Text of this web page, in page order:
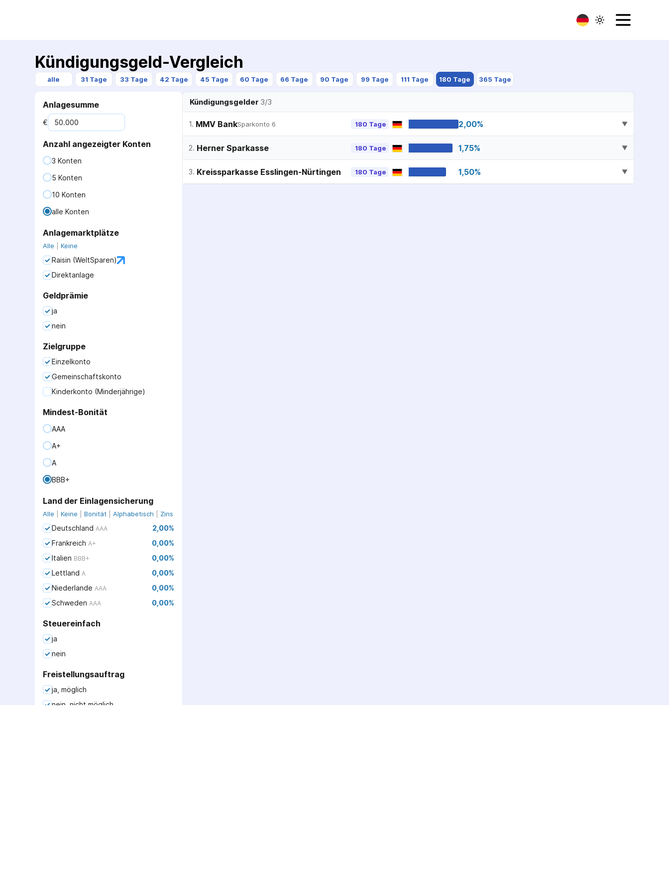
Kündigungsgeld-Vergleich
alle 31 Tage 33 Tage 42 Tage 45 Tage 60 Tage 66 Tage 90 Tage 99 Tage 111 Tage 180 Tage 365 Tage
Anlagesumme
€
Anzahl angezeigter Konten
3 Konten
5 Konten
10 Konten
alle Konten
Anlagemarktplätze
Alle Keine
Raisin (WeltSparen)
Direktanlage
Geldprämie
ja
nein
Zielgruppe
Einzelkonto
Gemeinschaftskonto
Kinderkonto (Minderjährige)
Mindest-Bonität
AAA
A+
A
BBB+
Land der Einlagensicherung
Alle Keine Bonität Alphabetisch Zins
Deutschland AAA 2,00%
Frankreich A+ 0,00%
Italien BBB+ 0,00%
Lettland A 0,00%
Niederlande AAA 0,00%
Schweden AAA 0,00%
Steuereinfach
ja
nein
Freistellungsauftrag
ja, möglich
nein, nicht möglich
Kündigungsgelder 3/3
1. MMV BankSparkonto 6 180 Tage 2,00% ▼
2. Herner Sparkasse 180 Tage 1,75% ▼
3. Kreissparkasse Esslingen-Nürtingen 180 Tage 1,50% ▼